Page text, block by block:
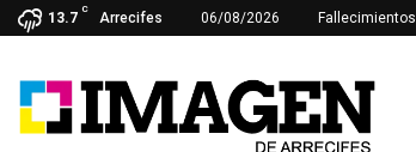
13.7
C
Arrecifes 06/08/2026 Fallecimientos